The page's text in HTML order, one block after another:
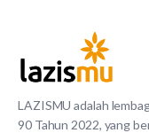
LAZISMU adalah
90 Tahun 2022, yang